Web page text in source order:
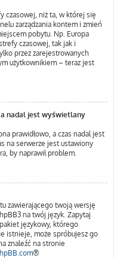
czasowej, niż ta, w której się
zarządzania kontem i zmień
pobytu. Np. Europa
czasowej, tak jak i
przez zarejestrowanych
użytkownikiem – teraz jest
nadal jest wyświetlany
prawidłowo, a czas nadal jest
na serwerze jest ustawiony
by naprawił problem.
zawierającego twoją wersję
na twój język. Zapytaj
językowy, którego
istnieje, może spróbujesz go
znaleźć na stronie
®